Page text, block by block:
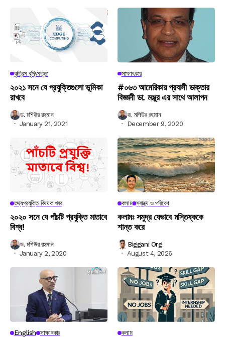
কৃত্রিম বুদ্ধিমত্তা
২০২১ সনে যে প্রযুক্তিগুলো ভূমিকা
রাখবে
ড. মশিউর রহমান
January 21, 2021
সাক্ষাৎকার
#০৬৩ আমেরিকায় প্রবাসী ডাক্তার
বিজ্ঞানী ডা. মঞ্জুর এর সাথে আলাপন
ড. মশিউর রহমান
December 9, 2020
তথ্যপ্রযুক্তি বিষয়ক খবর
২০২০ সনে যে পাঁচটি প্রযুক্তি মাতাবে
বিশ্ব!
ড. মশিউর রহমান
January 2, 2020
কলাম স্বাস্থ্য ও পরিবেশ
কলামঃ সমুদ্র যেভাবে মস্তিষ্ককে
শান্ত করে
Biggani Org
August 4, 2026
English সাক্ষাৎকার কলাম